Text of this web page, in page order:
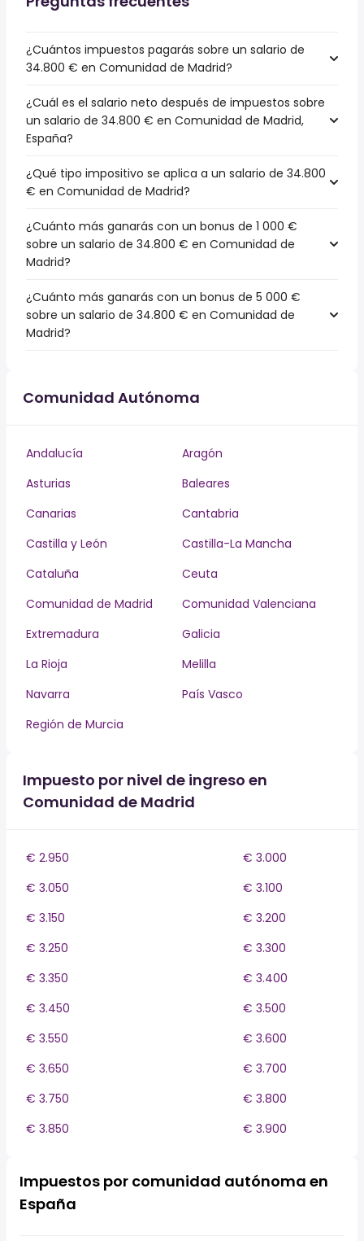
¿Cuántos impuestos pagarás sobre un salario de
34.800 € en Comunidad de Madrid?
¿Cuál es el salario neto después de impuestos sobre
un salario de 34.800 € en Comunidad de Madrid,
España?
¿Qué tipo impositivo se aplica a un salario de 34.800
€ en Comunidad de Madrid?
¿Cuánto más ganarás con un bonus de 1 000 €
sobre un salario de 34.800 € en Comunidad de
Madrid?
¿Cuánto más ganarás con un bonus de 5 000 €
sobre un salario de 34.800 € en Comunidad de
Madrid?
Comunidad Autónoma
Andalucía
Aragón
Asturias
Baleares
Canarias
Cantabria
Castilla y León
Castilla-La Mancha
Cataluña
Ceuta
Comunidad de Madrid
Comunidad Valenciana
Extremadura
Galicia
La Rioja
Melilla
Navarra
País Vasco
Región de Murcia
Impuesto por nivel de ingreso en
Comunidad de Madrid
€ 2.950
€ 3.000
€ 3.050
€ 3.100
€ 3.150
€ 3.200
€ 3.250
€ 3.300
€ 3.350
€ 3.400
€ 3.450
€ 3.500
€ 3.550
€ 3.600
€ 3.650
€ 3.700
€ 3.750
€ 3.800
€ 3.850
€ 3.900
Impuestos por comunidad autónoma en
España